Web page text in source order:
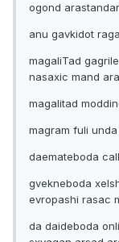
ogond
anu gavkidot
magaliTad
nasaxic mand
magalitad
magram fuli
daemateboda
gvekneboda
evropashi rasac
da daideboda